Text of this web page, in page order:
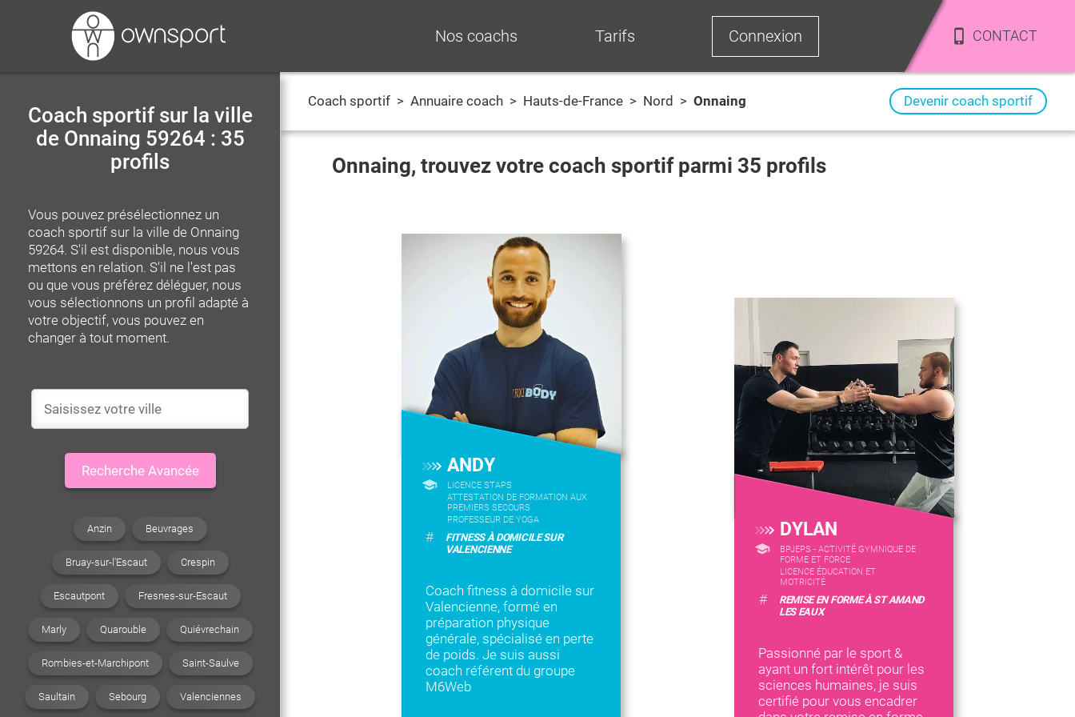
Nos coachs Tarifs Connexion CONTACT
Coach sportif sur la ville
de Onnaing 59264 : 35
profils
Vous pouvez présélectionnez un
coach sportif sur la ville de Onnaing
59264. S'il est disponible, nous vous
mettons en relation. S'il ne l'est pas
ou que vous préférez déléguer, nous
vous sélectionnons un profil adapté à
votre objectif, vous pouvez en
changer à tout moment.
Recherche Avancée
Anzin Beuvrages
Bruay-sur-l'Escaut Crespin
Escautpont Fresnes-sur-Escaut
Marly Quarouble Quiévrechain
Rombies-et-Marchipont Saint-Saulve
Saultain Sebourg Valenciennes
Coach sportif > Annuaire coach > Hauts-de-France > Nord > Onnaing Devenir coach sportif
Onnaing, trouvez votre coach sportif parmi 35 profils
ANDY
LICENCE STAPS
ATTESTATION DE FORMATION AUX
PREMIERS SECOURS
PROFESSEUR DE YOGA
#
FITNESS À DOMICILE SUR
VALENCIENNE
Coach fitness à domicile sur
Valencienne, formé en
préparation physique
générale, spécialisé en perte
de poids. Je suis aussi
coach référent du groupe
M6Web
DYLAN
BPJEPS - ACTIVITÉ GYMNIQUE DE
FORME ET FORCE
LICENCE ÉDUCATION ET
MOTRICITÉ
#
REMISE EN FORME À ST AMAND
LES EAUX
Passionné par le sport &
ayant un fort intérêt pour les
sciences humaines, je suis
certifié pour vous encadrer